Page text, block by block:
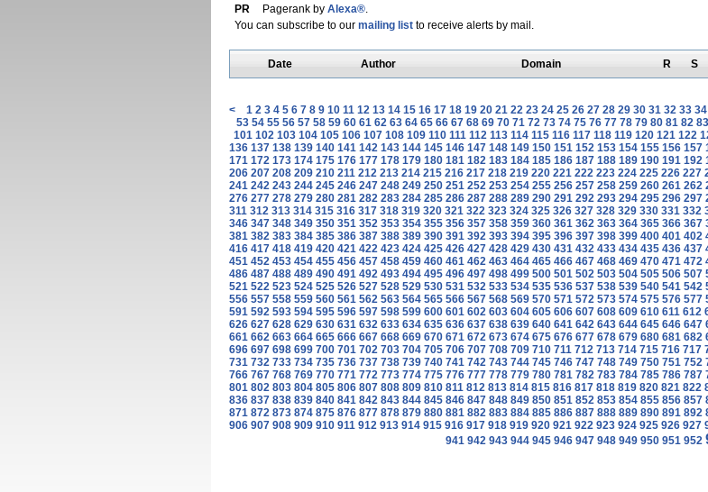
PR
Pagerank by Alexa®.
You can subscribe to our mailing listto receive alerts by mail.
Date Author Domain R S
< 1 2 3 4 5 6 7 8 9 10 11 12 13 14 15 16 17 18 19 20 21 22 23 24 25 26 27 28 29 30 31 32 33 34
53 54 55 56 57 58 59 60 61 62 63 64 65 66 67 68 69 70 71 72 73 74 75 76 77 78 79 80 81 82 83
101 102 103 104 105 106 107 108 109 110 111 112 113 114 115 116 117 118 119 120 121 122
136 137 138 139 140 141 142 143 144 145 146 147 148 149 150 151 152 153 154 155 156 157
171 172 173 174 175 176 177 178 179 180 181 182 183 184 185 186 187 188 189 190 191 192
206 207 208 209 210 211 212 213 214 215 216 217 218 219 220 221 222 223 224 225 226 227
241 242 243 244 245 246 247 248 249 250 251 252 253 254 255 256 257 258 259 260 261 262
276 277 278 279 280 281 282 283 284 285 286 287 288 289 290 291 292 293 294 295 296 297
311 312 313 314 315 316 317 318 319 320 321 322 323 324 325 326 327 328 329 330 331 332
346 347 348 349 350 351 352 353 354 355 356 357 358 359 360 361 362 363 364 365 366 367
381 382 383 384 385 386 387 388 389 390 391 392 393 394 395 396 397 398 399 400 401 402
416 417 418 419 420 421 422 423 424 425 426 427 428 429 430 431 432 433 434 435 436 437
451 452 453 454 455 456 457 458 459 460 461 462 463 464 465 466 467 468 469 470 471 472
486 487 488 489 490 491 492 493 494 495 496 497 498 499 500 501 502 503 504 505 506 507
521 522 523 524 525 526 527 528 529 530 531 532 533 534 535 536 537 538 539 540 541 542
556 557 558 559 560 561 562 563 564 565 566 567 568 569 570 571 572 573 574 575 576 577
591 592 593 594 595 596 597 598 599 600 601 602 603 604 605 606 607 608 609 610 611 612
626 627 628 629 630 631 632 633 634 635 636 637 638 639 640 641 642 643 644 645 646 647
661 662 663 664 665 666 667 668 669 670 671 672 673 674 675 676 677 678 679 680 681 682
696 697 698 699 700 701 702 703 704 705 706 707 708 709 710 711 712 713 714 715 716 717
731 732 733 734 735 736 737 738 739 740 741 742 743 744 745 746 747 748 749 750 751 752
766 767 768 769 770 771 772 773 774 775 776 777 778 779 780 781 782 783 784 785 786 787
801 802 803 804 805 806 807 808 809 810 811 812 813 814 815 816 817 818 819 820 821 822
836 837 838 839 840 841 842 843 844 845 846 847 848 849 850 851 852 853 854 855 856 857
871 872 873 874 875 876 877 878 879 880 881 882 883 884 885 886 887 888 889 890 891 892
906 907 908 909 910 911 912 913 914 915 916 917 918 919 920 921 922 923 924 925 926 927
941 942 943 944 945 946 947 948 949 950 951 952